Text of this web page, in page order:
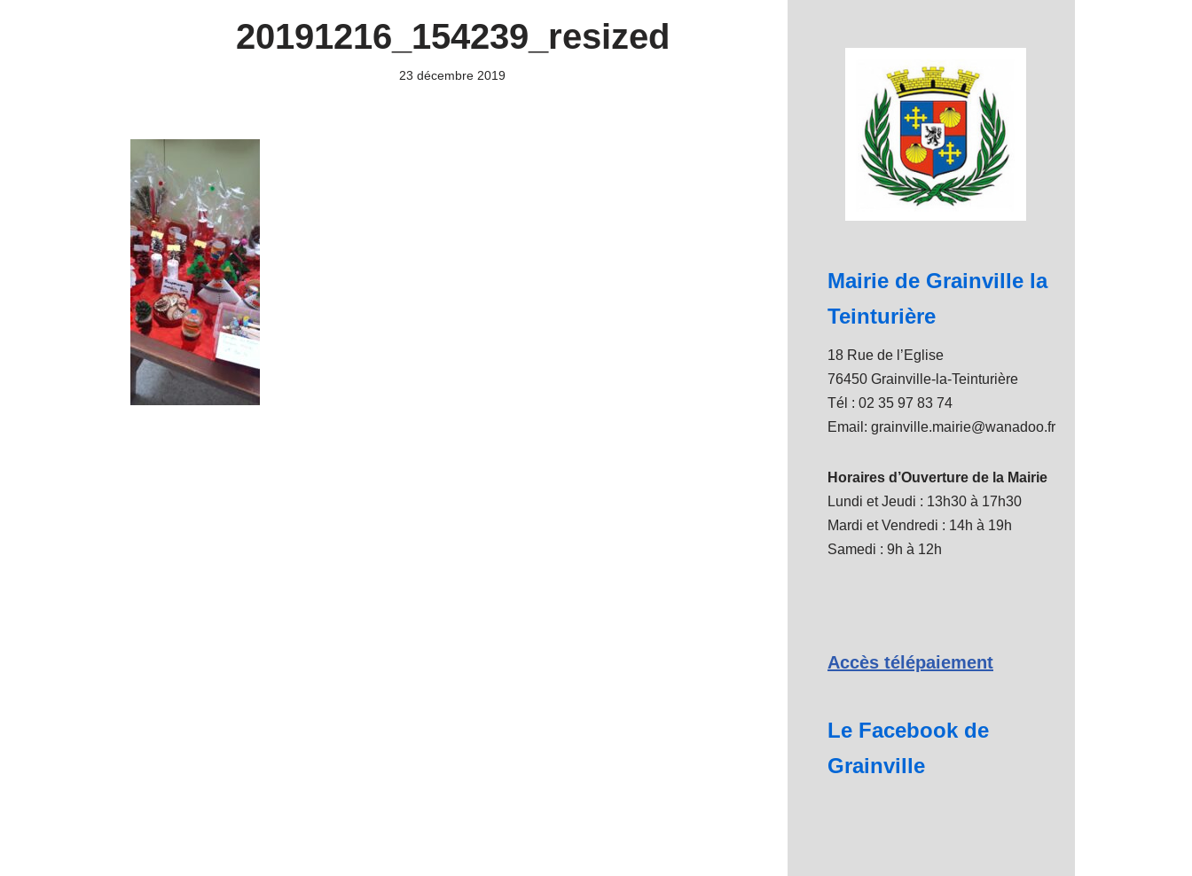
20191216_154239_resized
23 décembre 2019
Mairie de Grainville la
Teinturière
18 Rue de l’Eglise
76450 Grainville-la-Teinturière
Tél : 02 35 97 83 74
Email: grainville.mairie@wanadoo.fr
Horaires d’Ouverture de la Mairie
Lundi et Jeudi : 13h30 à 17h30
Mardi et Vendredi : 14h à 19h
Samedi : 9h à 12h
Accès télépaiement
Le Facebook de
Grainville